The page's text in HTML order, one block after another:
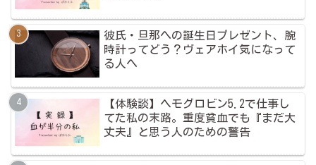
彼氏・旦那への誕生日プレゼント、腕
時計ってどう？ヴェアホイ気になって
る人へ
【体験談】ヘモグロビン5.2で仕事し
てた私の末路。重度貧血でも『まだ大
丈夫』と思う人のための警告